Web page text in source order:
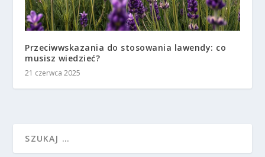
Przeciwwskazania do stosowania lawendy: co
musisz wiedzieć?
21 czerwca 2025